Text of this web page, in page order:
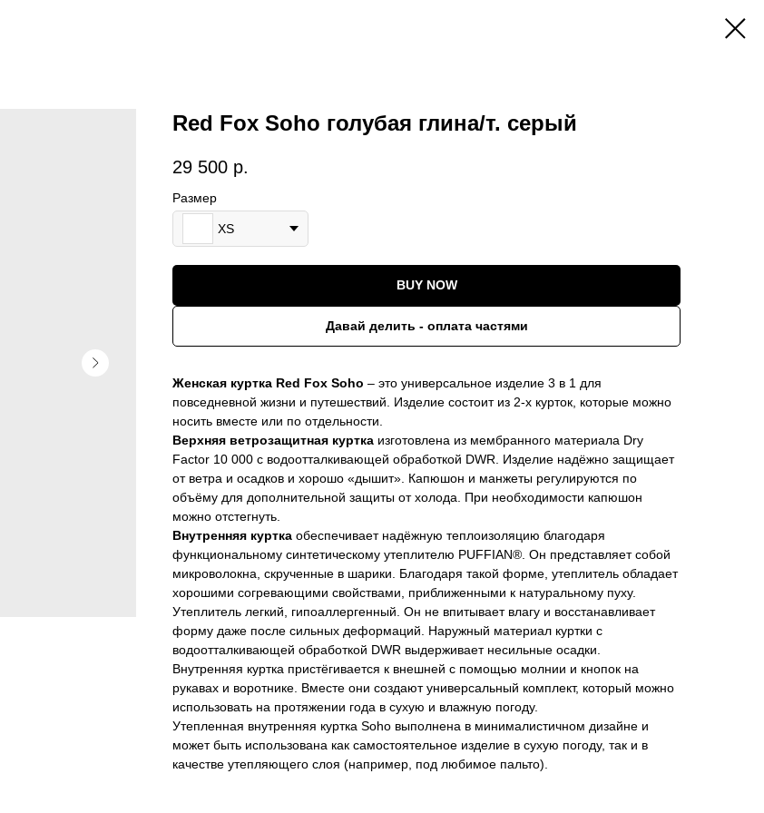
Red Fox Soho голубая глина/т. серый
29 500 р.
Размер
XS
BUY NOW
Давай делить - оплата частями
Женская куртка Red Fox Soho – это универсальное изделие 3 в 1 для
повседневной жизни и путешествий. Изделие состоит из 2-х курток, которые можно
носить вместе или по отдельности.
Верхняя ветрозащитная куртка изготовлена из мембранного материала Dry
Factor 10 000 с водоотталкивающей обработкой DWR. Изделие надёжно защищает
от ветра и осадков и хорошо «дышит». Капюшон и манжеты регулируются по
объёму для дополнительной защиты от холода. При необходимости капюшон
можно отстегнуть.
Внутренняя куртка обеспечивает надёжную теплоизоляцию благодаря
функциональному синтетическому утеплителю PUFFIAN®. Он представляет собой
микроволокна, скрученные в шарики. Благодаря такой форме, утеплитель обладает
хорошими согревающими свойствами, приближенными к натуральному пуху.
Утеплитель легкий, гипоаллергенный. Он не впитывает влагу и восстанавливает
форму даже после сильных деформаций. Наружный материал куртки с
водоотталкивающей обработкой DWR выдерживает несильные осадки.
Внутренняя куртка пристёгивается к внешней с помощью молнии и кнопок на
рукавах и воротнике. Вместе они создают универсальный комплект, который можно
использовать на протяжении года в сухую и влажную погоду.
Утепленная внутренняя куртка Soho выполнена в минималистичном дизайне и
может быть использована как самостоятельное изделие в сухую погоду, так и в
качестве утепляющего слоя (например, под любимое пальто).